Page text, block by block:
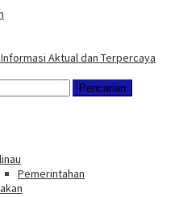
Pencarian
Pemerintahan